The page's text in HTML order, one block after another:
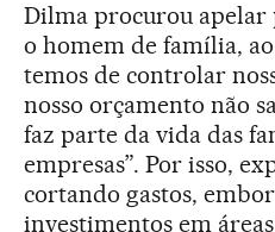
Dilma procurou apelar
o homem de família, ao
temos de controlar
nosso orçamento não
faz parte da vida das
empresas”. Por isso,
cortando gastos,
investimentos em